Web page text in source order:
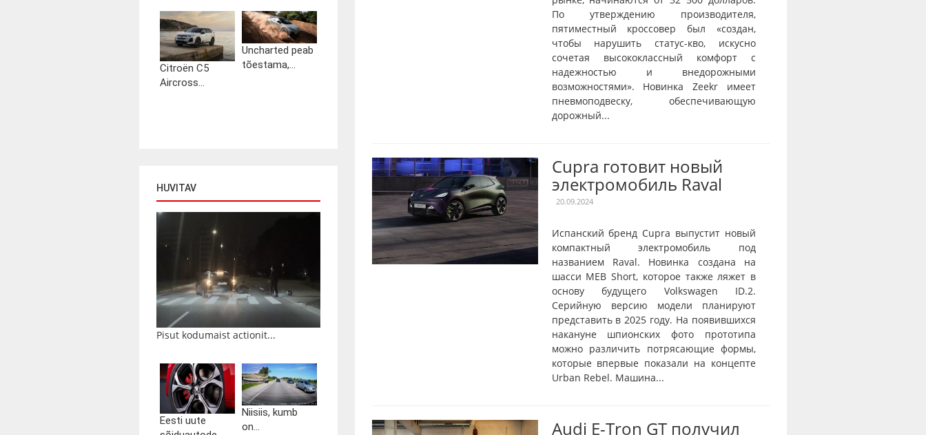
Citroën C5
Aircross...
Uncharted peab
tõestama,...
HUVITAV
Pisut kodumaist actionit...
Eesti uute
Niisiis, kumb
on...
По утверждению производителя,
пятиместный кроссовер был «создан,
чтобы нарушить статус-кво, искусно
сочетая высококлассный комфорт с
надежностью и внедорожными
возможностями». Новинка Zeekr имеет
пневмоподвеску, обеспечивающую
дорожный...
Cupra готовит новый
электромобиль Raval
20.09.2024
Испанский бренд Cupra выпустит новый
компактный электромобиль под
названием Raval. Новинка создана на
шасси MEB Short, которое также ляжет в
основу будущего Volkswagen ID.2.
Серийную версию модели планируют
представить в 2025 году. На появившихся
накануне шпионских фото прототипа
можно различить потрясающие формы,
которые впервые показали на концепте
Urban Rebel. Машина...
Audi E-Tron GT получил